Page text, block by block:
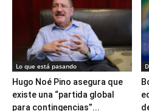
Lo que está pasando
Hugo Noé Pino asegura que
existe una “partida global
para contingencias”...